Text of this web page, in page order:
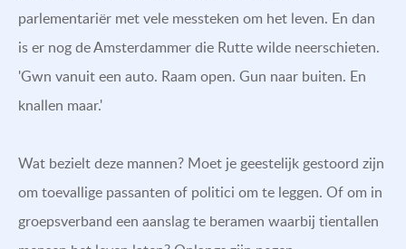
parlementariër met vele messteken om het leven. En dan
is er nog de Amsterdammer die Rutte wilde neerschieten.
'Gwn vanuit een auto. Raam open. Gun naar buiten. En
knallen maar.'
Wat bezielt deze mannen? Moet je geestelijk gestoord zijn
om toevallige passanten of politici om te leggen. Of om in
groepsverband een aanslag te beramen waarbij tientallen